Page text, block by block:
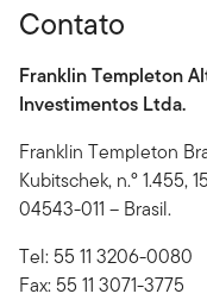
Contato
Franklin Templeton
Investimentos Ltda.
Franklin Templeton
Kubitschek, n.º 1.455,
04543-011 – Brasil.
Tel: 55 11 3206-0080
Fax: 55 11 3071-3775